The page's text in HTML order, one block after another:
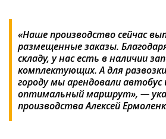
«Наше производство сейчас
размещенные заказы.
складу, у нас есть в наличии
комплектующих. А для
городу мы арендовали автобус
оптимальный маршрут», —
производства Алексей